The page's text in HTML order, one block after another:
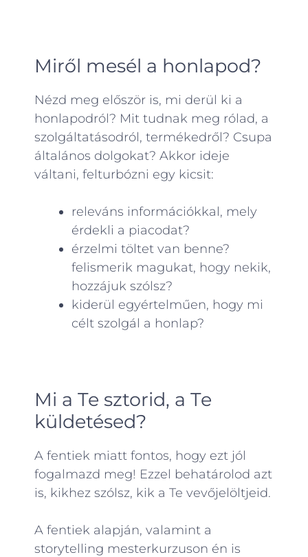
Miről mesél a honlapod?
Nézd meg először is, mi derül ki a
honlapodról? Mit tudnak meg rólad, a
szolgáltatásodról, termékedről? Csupa
általános dolgokat? Akkor ideje
váltani, felturbózni egy kicsit:
releváns információkkal, mely
érdekli a piacodat?
érzelmi töltet van benne?
felismerik magukat, hogy nekik,
hozzájuk szólsz?
kiderül egyértelműen, hogy mi
célt szolgál a honlap?
Mi a Te sztorid, a Te
küldetésed?
A fentiek miatt fontos, hogy ezt jól
fogalmazd meg! Ezzel behatárolod azt
is, kikhez szólsz, kik a Te vevőjelöltjeid.
A fentiek alapján, valamint a
storytelling mesterkurzuson én is